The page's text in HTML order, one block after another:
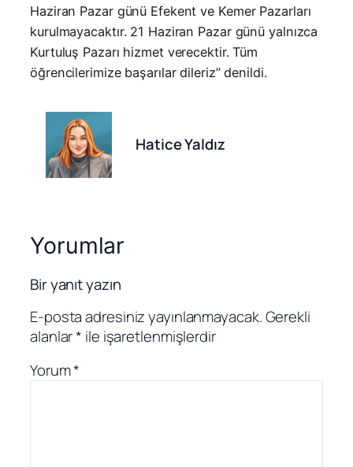
Haziran Pazar günü Efekent ve Kemer Pazarları
kurulmayacaktır. 21 Haziran Pazar günü yalnızca
Kurtuluş Pazarı hizmet verecektir. Tüm
öğrencilerimize başarılar dileriz” denildi.
Hatice Yaldız
Yorumlar
Bir yanıt yazın
E-posta adresiniz yayınlanmayacak.Gerekli
alanlar* ile işaretlenmişlerdir
Yorum*